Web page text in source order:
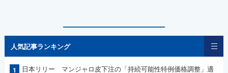
人気記事ランキング
1
日本リリー マンジャロ皮下注の「持続可能性特例価格調整」適